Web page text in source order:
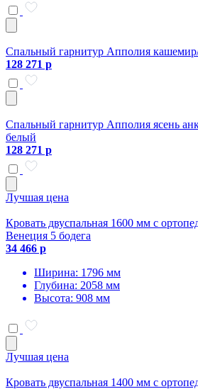
Спальный гарнитур Апполия кашемир/
128 271 р
Спальный гарнитур Апполия ясень
белый
128 271 р
Лучшая цена
Кровать двуспальная 1600 мм с
Венеция 5 бодега
34 466 р
Ширина: 1796 мм
Глубина: 2058 мм
Высота: 908 мм
Лучшая цена
Кровать двуспальная 1400 мм с